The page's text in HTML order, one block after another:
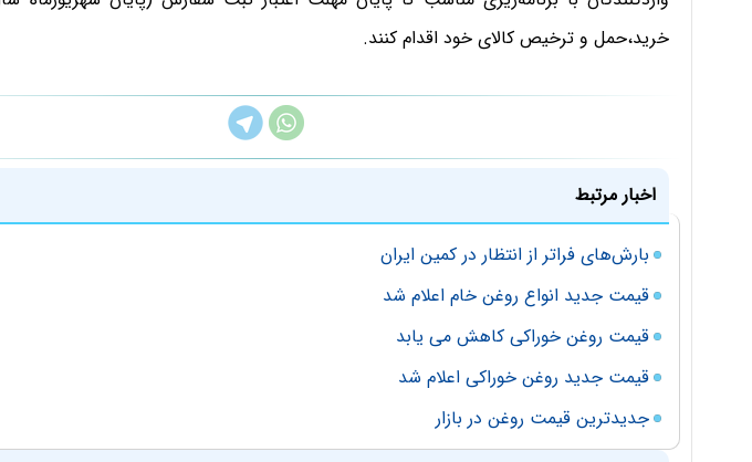
خرید،حمل و ترخیص کالای خود اقدام کنند.
اخبار مرتبط
بارش‌های فراتر از انتظار در کمین ایران
قیمت جدید انواع روغن خام اعلام شد
قیمت روغن خوراکی کاهش می یابد
قیمت جدید روغن خوراکی اعلام شد
جدیدترین قیمت روغن در بازار